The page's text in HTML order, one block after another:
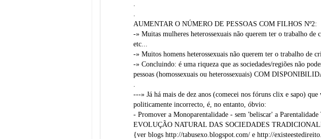
AUMENTAR O NÚMERO DE PESSOAS COM FILHOS Nº2:
-» Muitas mulheres heterossexuais não querem ter o trabalho
etc...
-» Muitos homens heterossexuais não querem ter o trabalho de
-» Concluindo: é uma riqueza que as sociedades/regiões não
pessoas (homossexuais ou heterossexuais) COM
---» Já há mais de dez anos (comecei nos fóruns clix e sapo)
politicamente incorrecto, é, no entanto, óbvio:
- Promover a Monoparentalidade - sem 'beliscar' a
EVOLUÇÃO NATURAL DAS SOCIEDADES
{ver blogs http://tabusexo.blogspot.com/ e http://